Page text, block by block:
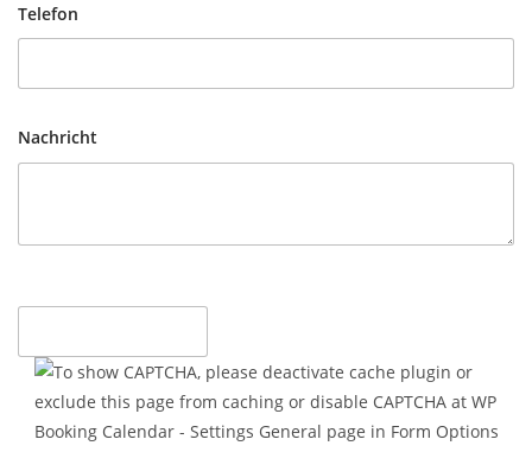
Telefon
Nachricht